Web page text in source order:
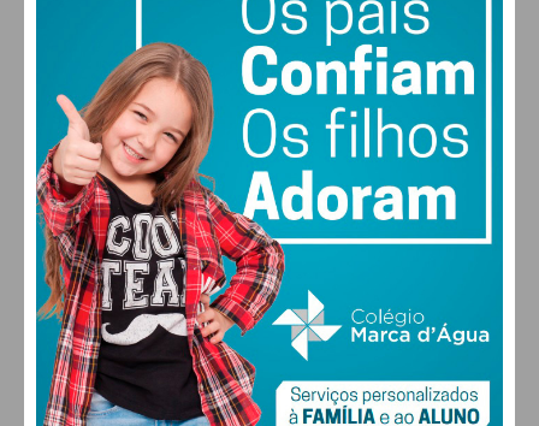
SÁB DOM
28
SEG
29
TER
ALTERAR
FARMACIAS DE SERVIÇO EM PAÇOS DE
FERREIRA